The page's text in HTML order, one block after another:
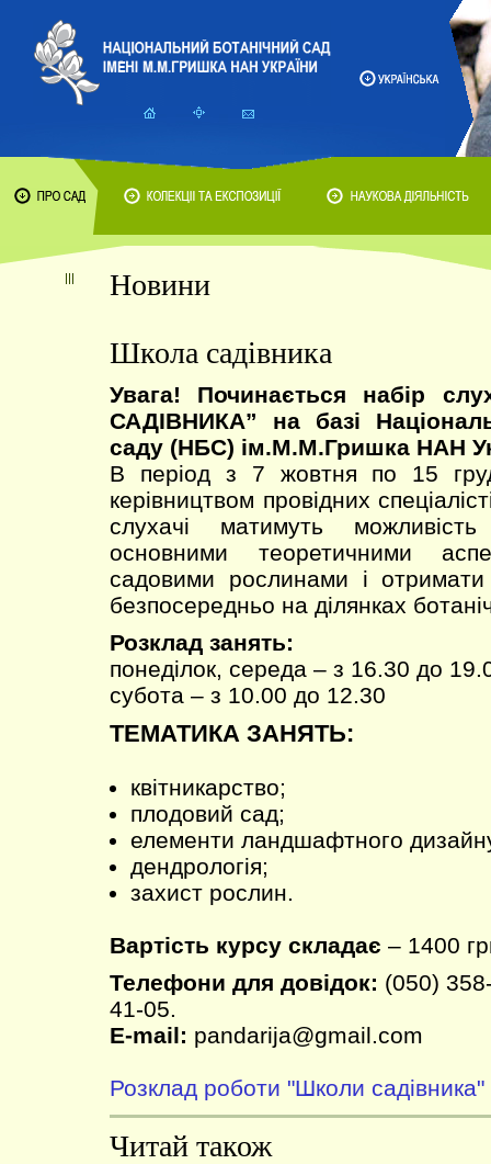
Новини
Школа садівника
Увага! Починається набір
САДІВНИКА” на базі
саду (НБС) ім.М.М.Гришка НАН
В період з 7 жовтня по 15
керівництвом провідних
слухачі матимуть
основними теоретичними
садовими рослинами і отримати
безпосередньо на ділянках
Розклад занять:
понеділок, середа – з 16.30 до
субота – з 10.00 до 12.30
ТЕМАТИКА ЗАНЯТЬ:
квітникарство;
плодовий сад;
елементи ландшафтного
дендрологія;
захист рослин.
Вартість курсу складає – 1400
Телефони для довідок: (050)
41-05.
E-mail: pandarija@gmail.com
Розклад роботи "Школи садівника"
Читай також